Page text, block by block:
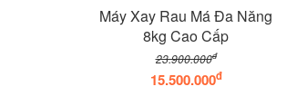
Máy Xay Rau Má Đa Năng
8kg Cao Cấp
23.900.000đ
15.500.000đ